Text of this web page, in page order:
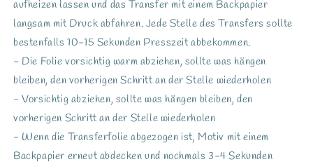
aufheizen lassen und das Transfer mit einem Backpapier
langsam mit Druck abfahren. Jede Stelle des Transfers sollte
bestenfalls 10-15 Sekunden Presszeit abbekommen.
- Die Folie vorsichtig warm abziehen, sollte was hängen
bleiben, den vorherigen Schritt an der Stelle wiederholen
- Vorsichtig abziehen, sollte was hängen bleiben, den
vorherigen Schritt an der Stelle wiederholen
- Wenn die Transferfolie abgezogen ist, Motiv mit einem
Backpapier erneut abdecken und nochmals 3-4 Sekunden